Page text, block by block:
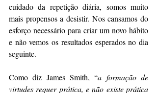
cuidado da repetição diária, somos muito
mais propensos a desistir. Nos cansamos do
esforço necessário para criar um novo hábito
e não vemos os resultados esperados no dia
seguinte.
Como diz James Smith, “a formação de
virtudes requer prática, e não existe prática